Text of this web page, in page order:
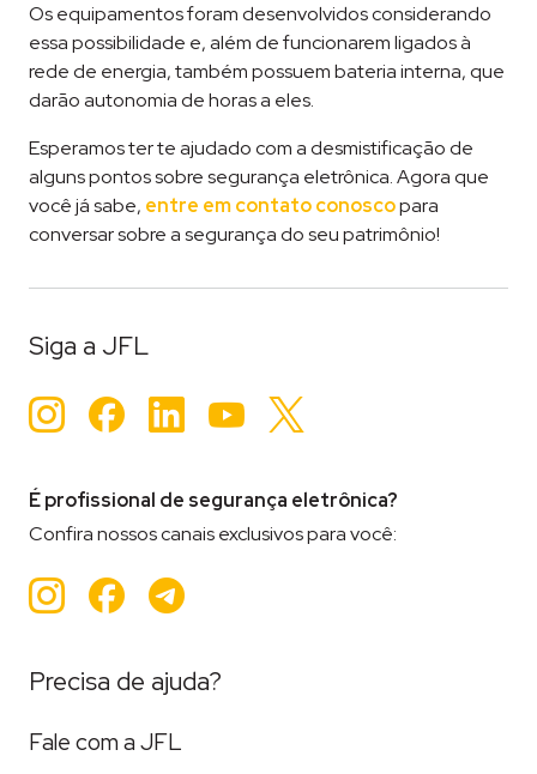
Os equipamentos foram desenvolvidos considerando
essa possibilidade e, além de funcionarem ligados à
rede de energia, também possuem bateria interna, que
darão autonomia de horas a eles.
Esperamos ter te ajudado com a desmistificação de
alguns pontos sobre segurança eletrônica. Agora que
você já sabe, entre em contato conoscopara
conversar sobre a segurança do seu patrimônio!
Siga a JFL
Instagram
Facebook
LinkedInYouTube
É profissional de segurança eletrônica?
Confira nossos canais exclusivos para você:
Instagram
Facebook
Teleram
Precisa de ajuda?
Fale com a JFL